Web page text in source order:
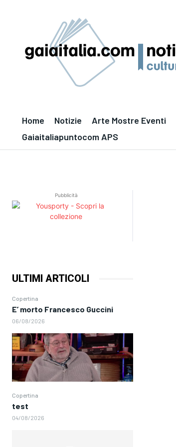
Home Notizie Arte Mostre Eventi
Gaiaitaliapuntocom APS
Pubblicità
ULTIMI ARTICOLI
Copertina
E’ morto Francesco Guccini
06/08/2026
Copertina
test
04/08/2026